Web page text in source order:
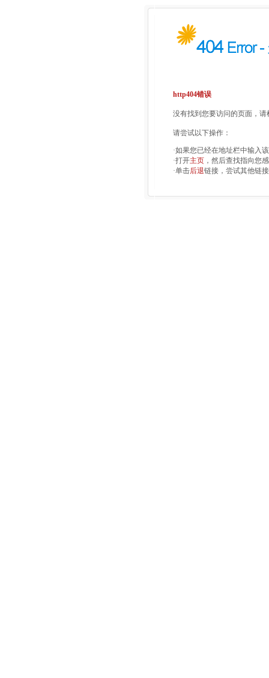
http404错误
没有找到您要访问的页面，
请尝试以下操作：
·如果您已经在地址栏中输入
·打开主页 ，然后查找指向您
·单击后退链接，尝试其他链